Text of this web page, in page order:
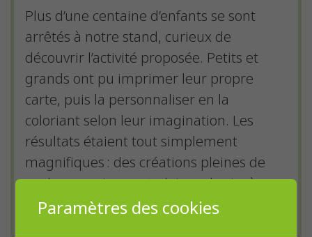
Plus d’une centaine d’enfants se sont
arrêtés à notre stand, curieux de
découvrir l’activité proposée. Petits et
grands ont pu imprimer leur propre
carte, puis la personnaliser en la
coloriant selon leur imagination. Les
résultats étaient tout simplement
magnifiques : des créations pleines de
couleurs, uniques et pleines de vie, à
l’image de cette journée.
Paramètres des cookies